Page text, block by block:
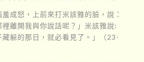
成怒，上前來打米該雅的臉，說：
裡離開我與你說話呢？」米該雅說:
藏躲的那日，就必看見了。」（23-